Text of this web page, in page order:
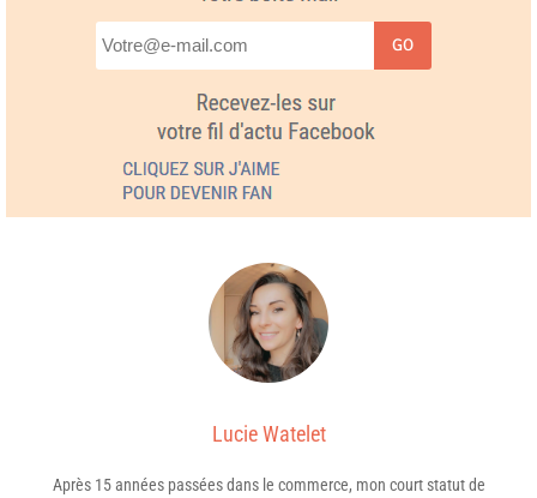
GO
Lucie Watelet
Après 15 années passées dans le commerce, mon court statut de